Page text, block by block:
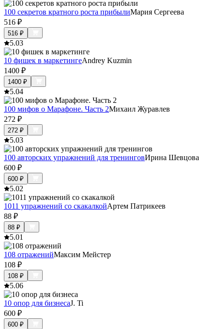
100 секретов кратного роста прибылиМария Сергеева
516 ₽
516 ₽
5.03
10 фишек в маркетингеAndrey Kuzmin
1400 ₽
1400 ₽
5.04
100 мифов о Марафоне. Часть 2Михаил Журавлев
272 ₽
272 ₽
5.03
100 авторских упражнений для тренинговИрина Шевцова
600 ₽
600 ₽
5.02
1011 упражнений со скакалкойАртем Патрикеев
88 ₽
88 ₽
5.01
108 отраженийМаксим Мейстер
108 ₽
108 ₽
5.06
10 опор для бизнесаJ. Ti
600 ₽
600 ₽